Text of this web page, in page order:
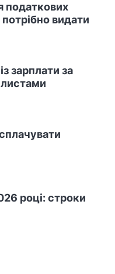
податкових
видати
зарплати за
році: строки